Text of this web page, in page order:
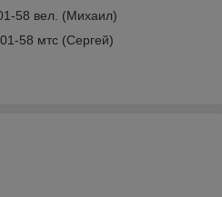
58 вел. (Михаил)
58 мтс (Сергей)